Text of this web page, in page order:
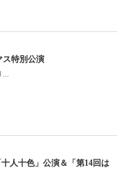
ス特別公演
人十色」公演＆「第14回は